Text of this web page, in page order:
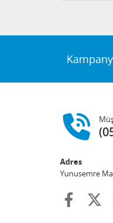
Adres
Yunusemre